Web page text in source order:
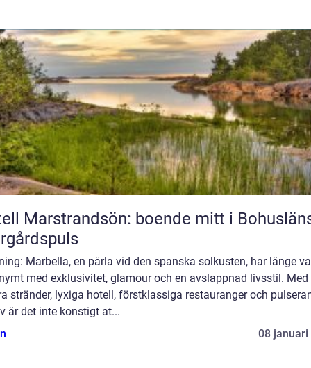
Marstrandsön: boende mitt i
Marbella, en pärla vid den spanska solkusten, har länge
med exklusivitet, glamour och en avslappnad livsstil. Med
stränder, lyxiga hotell, förstklassiga restauranger och
är det inte konstigt at...
08 januari